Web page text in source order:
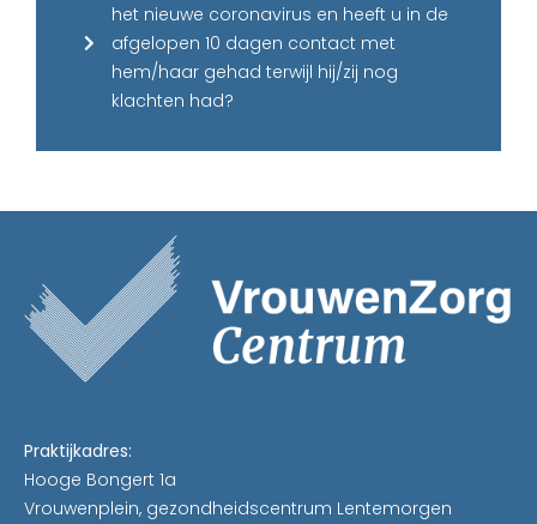
het nieuwe coronavirus en heeft u in de
afgelopen 10 dagen contact met
hem/haar gehad terwijl hij/zij nog
klachten had?
Praktijkadres:
Hooge Bongert 1a
Vrouwenplein, gezondheidscentrum Lentemorgen